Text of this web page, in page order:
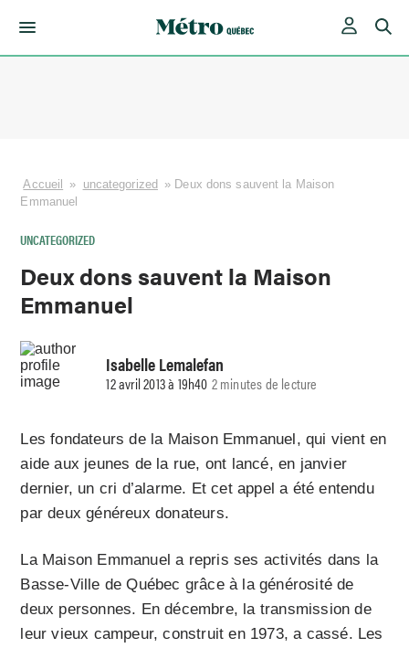
Accueil » uncategorized » Deux dons sauvent la Maison
Emmanuel
UNCATEGORIZED
Deux dons sauvent la Maison
Emmanuel
Isabelle Lemalefan
12 avril 2013 à 19h40 2 minutes de lecture
Les fondateurs de la Maison Emmanuel, qui vient en
aide aux jeunes de la rue, ont lancé, en janvier
dernier, un cri d’alarme. Et cet appel a été entendu
par deux généreux donateurs.
La Maison Emmanuel a repris ses activités dans la
Basse-Ville de Québec grâce à la générosité de
deux personnes. En décembre, la transmission de
leur vieux campeur, construit en 1973, a cassé. Les